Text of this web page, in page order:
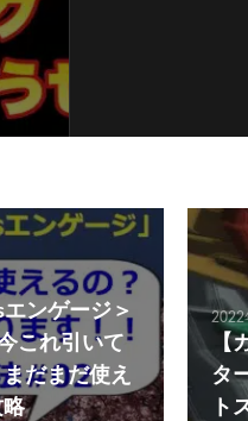
エンゲージ＞
これ引いて
だまだ使え
略
2022
【
タ
ト